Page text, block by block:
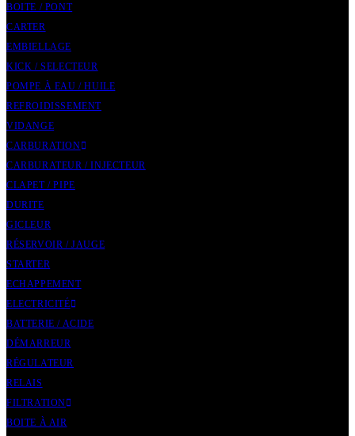
BOITE / PONT
CARTER
EMBIELLAGE
KICK / SELECTEUR
POMPE À EAU / HUILE
REFROIDISSEMENT
VIDANGE
CARBURATION
CARBURATEUR / INJECTEUR
CLAPET / PIPE
DURITE
GICLEUR
RÉSERVOIR / JAUGE
STARTER
ECHAPPEMENT
ELECTRICITÉ
BATTERIE / ACIDE
DÉMARREUR
RÉGULATEUR
RELAIS
FILTRATION
BOITE À AIR